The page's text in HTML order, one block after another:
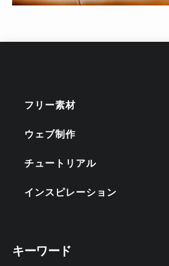
フリー素材
ウェブ制作
チュートリアル
インスピレーション
キーワード